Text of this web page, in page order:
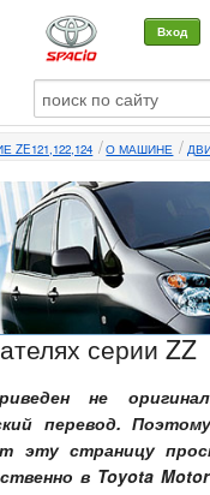
Вход
О машине
Автоклуб
Форумы
Сервисы и услуги
Новости
ZE121,122,124 О МАШИНЕ
серии ZZ
не
перевод.
эту страницу
в Toyota